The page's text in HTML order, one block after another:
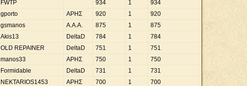
FWTP 934 1
934
gporto ΑΡΗΣ 920 1
920
gsmanos A.A.A. 875 1
875
Akis13 DeltaD 784 1
784
OLD REPAINER DeltaD 751 1
751
manos33 ΑΡΗΣ 750 1
750
Formidable DeltaD 731 1
731
NEKTARIOS1453 ΑΡΗΣ 700 1
700